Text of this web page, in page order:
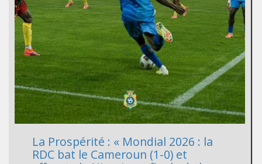
La Prospérité : « Mondial 2026 : la
RDC bat le Cameroun (1-0) et